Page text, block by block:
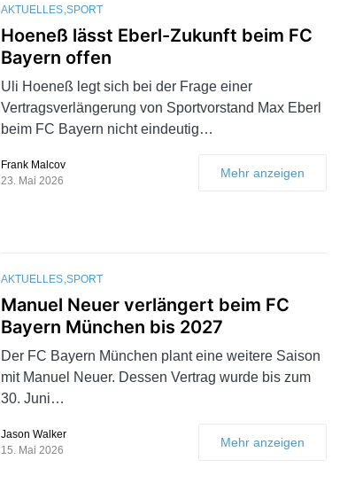
AKTUELLES SPORT
Hoeneß lässt Eberl-Zukunft beim FC
Bayern offen
Uli Hoeneß legt sich bei der Frage einer
Vertragsverlängerung von Sportvorstand Max Eberl
beim FC Bayern nicht eindeutig…
Frank Malcov
23. Mai 2026
Mehr anzeigen
AKTUELLES SPORT
Manuel Neuer verlängert beim FC
Bayern München bis 2027
Der FC Bayern München plant eine weitere Saison
mit Manuel Neuer. Dessen Vertrag wurde bis zum
30. Juni…
Jason Walker
15. Mai 2026
Mehr anzeigen